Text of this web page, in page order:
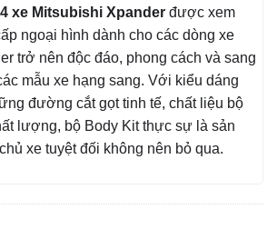
xe Mitsubishi Xpander được xem
ngoại hình dành cho các dòng xe
trở nên độc đáo, phong cách và sang
mẫu xe hạng sang. Với kiểu dáng
đường cắt gọt tinh tế, chất liệu bộ
lượng, bộ Body Kit thực sự là sản
xe tuyệt đối không nên bỏ qua.